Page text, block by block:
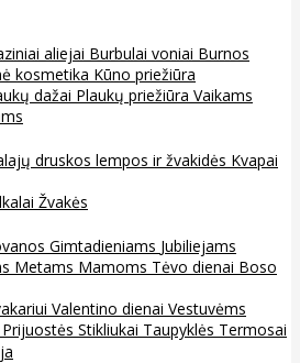
aliejai Burbulai voniai Burnos
kosmetika Kūno priežiūra
dažai Plaukų priežiūra Vaikams
druskos lempos ir žvakidės Kvapai
Žvakės
Gimtadieniams Jubiliejams
Metams Mamoms Tėvo dienai Boso
Valentino dienai Vestuvėms
Prijuostės Stikliukai Taupyklės Termosai